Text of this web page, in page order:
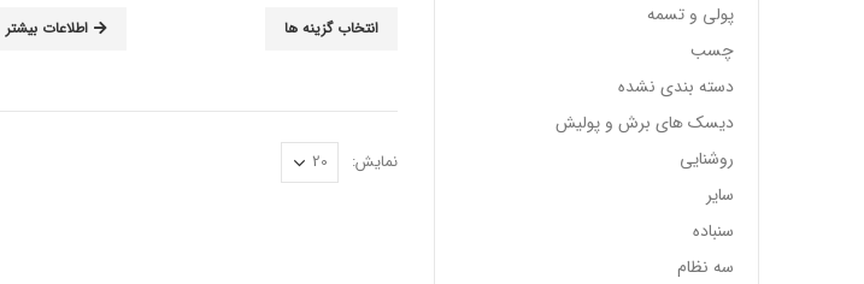
انتخاب گزینه ها اطلاعات بیشتر
نمایش:
پولی و تسمه
چسب
دسته بندی نشده
دیسک های برش و پولیش
روشنایی
سایر
سنباده
سه نظام